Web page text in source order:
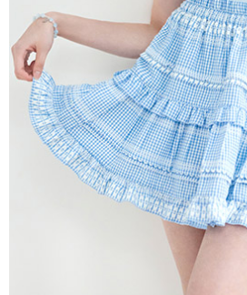
2.透過簡訊連結打開帳單後，可選擇「超商條
帳／街口支付／iPASS MONEY」等通路繳費。
【注意事項】
1.本服務係由「台灣大哥大股份有限公司」（
用戶於交易時，得透過本服務購買商品或服務
買賣價金債權讓與本公司後，依約使用本公司
2.基於同意付款使用「大哥付你分期」之契約
資料（包含姓名、電話或地址）提供予台灣大
由本公司與您本人進行分期帳單所需資料之確
3.完整用戶服務條款，請詳閱以下連結：
１．於結帳方式選擇「AFTEE先享後付」後
結帳頁面，進行簡訊認證並確認金額後，即可
２．訂單成立數日內，您將收到繳費通知簡訊
３．收到繳費通知簡訊後14天內，點擊此簡訊
ATM／網路銀行／等多元方式進行付款，方視
※ 請注意：結帳手續完成當下不需立刻繳費，
購買商品的店家。未經商家同意取消之訂單仍
後付繳納相關費用。
※ 交易是否成功請以「AFTEE先享後付 」之
是否繳費成功／繳費後需取消欲退款等相關疑
客戶支援中心」https://
１．透過由恩沛科技股份有限公司提供之「
易，需依本服務之必要範圍內提供個人資料，
權轉讓予恩沛科技股份有限公司。
２．關於個人資料處理事宜，請瀏覽以下網址：
全家純取貨
每筆NT$60，滿NT$388(含以上)免運費
萊爾富取貨付款
每筆NT$60，滿NT$888(含以上)免運費
萊爾富純取貨
每筆NT$60，滿NT$888(含以上)免運費
每筆NT$60，滿NT$888(含以上)免運費
每筆NT$60，滿NT$888(含以上)免運費